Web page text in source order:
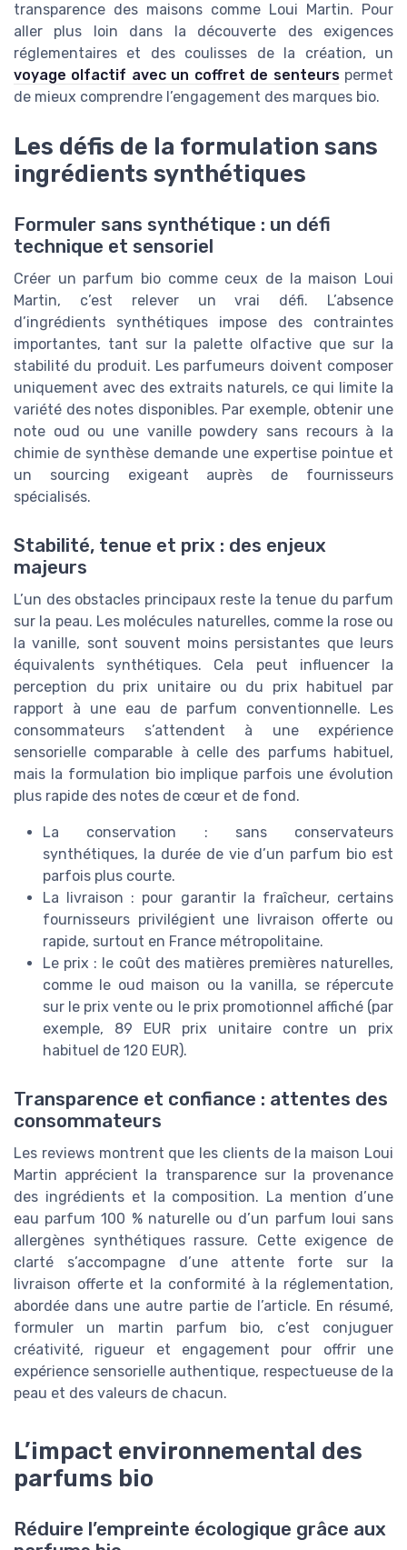
transparence des maisons comme Loui Martin. Pour
aller plus loin dans la découverte des exigences
réglementaires et des coulisses de la création, un
voyage olfactif avec un coffret de senteurspermet
de mieux comprendre l’engagement des marques bio.
Les défis de la formulation sans
ingrédients synthétiques
Formuler sans synthétique : un défi
technique et sensoriel
Créer un parfum bio comme ceux de la maison Loui
Martin, c’est relever un vrai défi. L’absence
d’ingrédients synthétiques impose des contraintes
importantes, tant sur la palette olfactive que sur la
stabilité du produit. Les parfumeurs doivent composer
uniquement avec des extraits naturels, ce qui limite la
variété des notes disponibles. Par exemple, obtenir une
note oud ou une vanille powdery sans recours à la
chimie de synthèse demande une expertise pointue et
un sourcing exigeant auprès de fournisseurs
spécialisés.
Stabilité, tenue et prix : des enjeux
majeurs
L’un des obstacles principaux reste la tenue du parfum
sur la peau. Les molécules naturelles, comme la rose ou
la vanille, sont souvent moins persistantes que leurs
équivalents synthétiques. Cela peut influencer la
perception du prix unitaire ou du prix habituel par
rapport à une eau de parfum conventionnelle. Les
consommateurs s’attendent à une expérience
sensorielle comparable à celle des parfums habituel,
mais la formulation bio implique parfois une évolution
plus rapide des notes de cœur et de fond.
La conservation : sans conservateurs
synthétiques, la durée de vie d’un parfum bio est
parfois plus courte.
La livraison : pour garantir la fraîcheur, certains
fournisseurs privilégient une livraison offerte ou
rapide, surtout en France métropolitaine.
Le prix : le coût des matières premières naturelles,
comme le oud maison ou la vanilla, se répercute
sur le prix vente ou le prix promotionnel affiché (par
exemple, 89 EUR prix unitaire contre un prix
habituel de 120 EUR).
Transparence et confiance : attentes des
consommateurs
Les reviews montrent que les clients de la maison Loui
Martin apprécient la transparence sur la provenance
des ingrédients et la composition. La mention d’une
eau parfum 100 % naturelle ou d’un parfum loui sans
allergènes synthétiques rassure. Cette exigence de
clarté s’accompagne d’une attente forte sur la
livraison offerte et la conformité à la réglementation,
abordée dans une autre partie de l’article. En résumé,
formuler un martin parfum bio, c’est conjuguer
créativité, rigueur et engagement pour offrir une
expérience sensorielle authentique, respectueuse de la
peau et des valeurs de chacun.
L’impact environnemental des
parfums bio
Réduire l’empreinte écologique grâce aux